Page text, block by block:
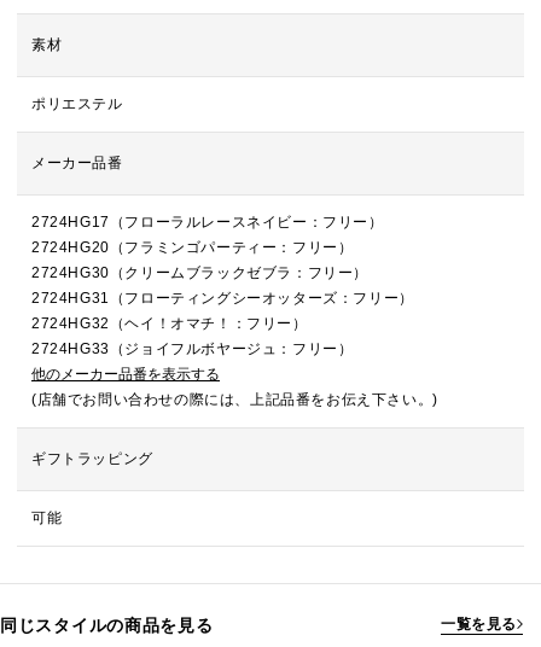
素材
ポリエステル
メーカー品番
2724HG17（フローラルレースネイビー：フリー）
2724HG20（フラミンゴパーティー：フリー）
2724HG30（クリームブラックゼブラ：フリー）
2724HG31（フローティングシーオッターズ：フリー）
2724HG32（ヘイ！オマチ！：フリー）
2724HG33（ジョイフルボヤージュ：フリー）
他のメーカー品番を表示する
(店舗でお問い合わせの際には、上記品番をお伝え下さい。)
ギフトラッピング
可能
同じスタイルの商品を見る 一覧を見る